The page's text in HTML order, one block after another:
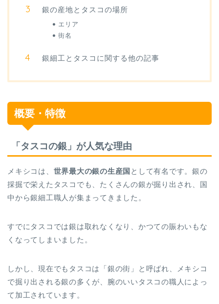
銀の産地とタスコの場所
エリア
街名
銀細工とタスコに関する他の記事
概要・特徴
「タスコの銀」が人気な理由
メキシコは、 世界最大の銀の生産国 として有名です。銀の
採掘で栄えたタスコでも、たくさんの銀が掘り出され、国
中から銀細工職人が集まってきました。
すでにタスコでは銀は取れなくなり、かつての賑わいもな
くなってしまいました。
しかし、現在でもタスコは「銀の街」と呼ばれ、メキシコ
で掘り出される銀の多くが、腕のいいタスコの職人によっ
て加工されています。